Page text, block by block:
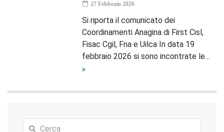
27 Febbraio 2026
Si riporta il comunicato dei
Coordinamenti Anagina di First Cisl,
Fisac Cgil, Fna e Uilca In data 19
febbraio 2026 si sono incontrate le…